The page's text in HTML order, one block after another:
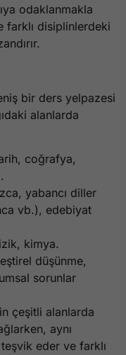
odaklanmakla
farklı disiplinlerdeki
bir ders yelpazesi
alanlarda
coğrafya,
yabancı diller
vb.), edebiyat
kimya.
düşünme,
sorunlar
çeşitli alanlarda
aynı
eder ve farklı